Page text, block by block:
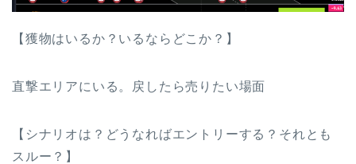
【獲物はいるか？いるならどこか？】
直撃エリアにいる。戻したら売りたい場面
【シナリオは？どうなればエントリーする？それとも
スルー？】